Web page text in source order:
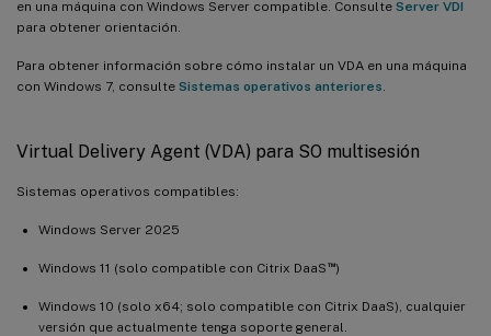
en una máquina con Windows Server compatible. Consulte Server VDI
para obtener orientación.
Para obtener información sobre cómo instalar un VDA en una máquina
con Windows 7, consulte Sistemas operativos anteriores
Virtual Delivery Agent (VDA) para SO multisesión
Sistemas operativos compatibles:
Windows Server 2025
Windows 11 (solo compatible con Citrix DaaS ™)
Windows 10 (solo x64; solo compatible con Citrix DaaS), cualquier
versión que actualmente tenga soporte general.